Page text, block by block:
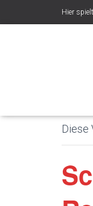
Hier
«
Diese